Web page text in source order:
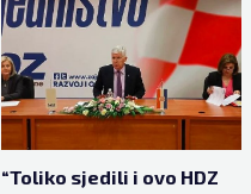
“Toliko sjedili i ovo HDZ